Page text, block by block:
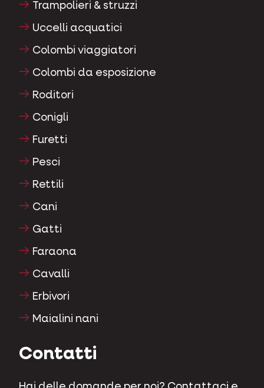
Trampolieri & struzzi
Uccelli acquatici
Colombi viaggiatori
Colombi da esposizione
Roditori
Conigli
Furetti
Pesci
Rettili
Cani
Gatti
Faraona
Cavalli
Erbivori
Maialini nani
Contatti